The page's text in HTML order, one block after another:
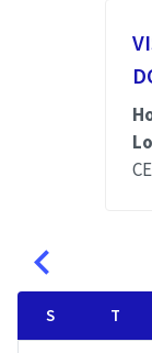
navigate_before
S T